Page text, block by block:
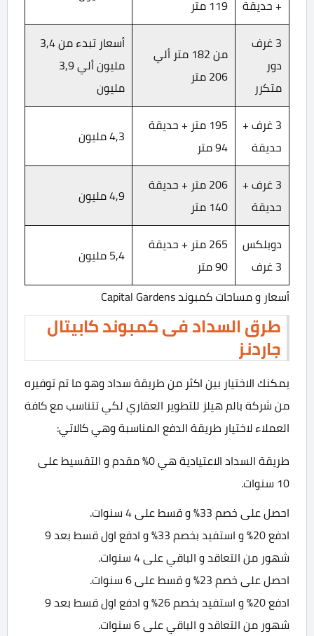
+ حديقة 119 متر
3 غرف
دور
متكرر
من 182 متر ألي
206 متر
أسعار تبدء من 3,4
مليون ألي 3,9
مليون
3 غرف +
حديقة
195 متر + حديقة
94 متر
4,3 مليون
3 غرف +
حديقة
206 متر + حديقة
140 متر
4,9 مليون
دوبلكس
3 غرف
265 متر + حديقة
90 متر
5,4 مليون
أسعار و مساحات كمبوند Capital Gardens
طرق السداد فى كمبوند كابيتال
جاردنز
يمكنك الاختيار بين اكثر من طريقة سداد وهو ما تم توفيره
من شركة بالم هيلز للتطوير العقاري لكي تتناسب مع كافة
العملاء لاختيار طريقة الدفع المناسبة وهي كالاتي:
طريقة السداد الاعتيادية هي 0% مقدم و التقسيط على
10 سنوات.
احصل على خصم 33% و قسط على 4 سنوات.
ادفع 20% و استفيد بخصم 33% و ادفع اول قسط بعد 9
شهور من التعاقد و الباقي على 4 سنوات.
احصل على خصم 23% و قسط على 6 سنوات.
ادفع 20% و استفيد بخصم 26% و ادفع اول قسط بعد 9
شهور من التعاقد و الباقي على 6 سنوات.